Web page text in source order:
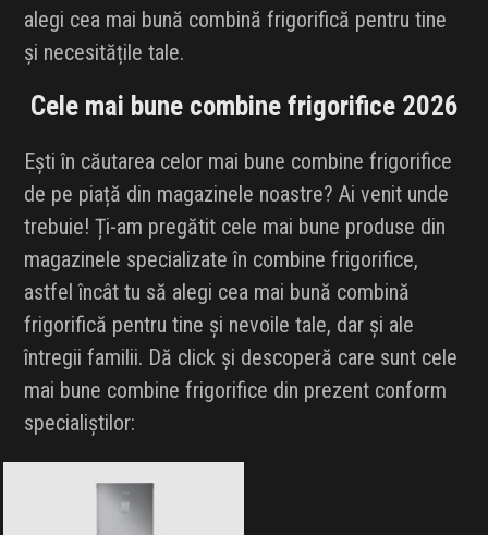
ABONARE NEWSLETTER
IDEI DE CADOURI
ȘTIRI
FAVORITE
alegi cea mai bună combină frigorifică pentru tine
și necesitățile tale.
Cele mai bune combine frigorifice 2026
Ești în căutarea celor mai bune combine frigorifice
de pe piață din magazinele noastre? Ai venit unde
trebuie! Ți-am pregătit cele mai bune produse din
magazinele specializate în combine frigorifice,
astfel încât tu să alegi cea mai bună combină
frigorifică pentru tine și nevoile tale, dar și ale
întregii familii. Dă click și descoperă care sunt cele
mai bune combine frigorifice din prezent conform
specialiștilor: